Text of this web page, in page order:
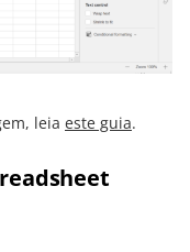
leia este guia.